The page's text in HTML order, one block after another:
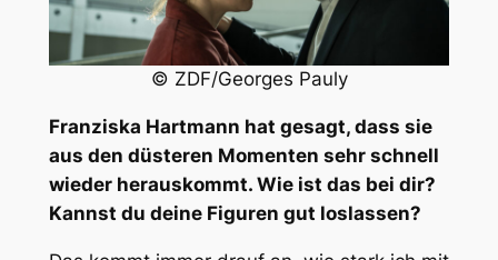
© ZDF/Georges Pauly
Franziska Hartmann hat gesagt, dass sie
aus den düsteren Momenten sehr schnell
wieder herauskommt. Wie ist das bei dir?
Kannst du deine Figuren gut loslassen?